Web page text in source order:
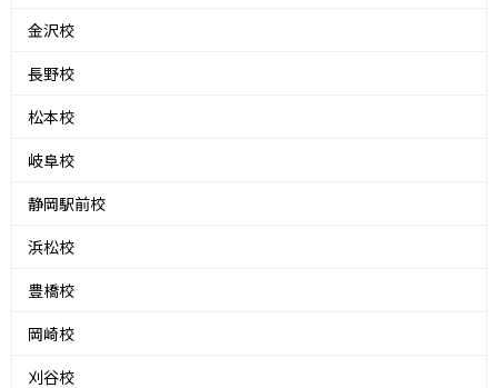
金沢校
長野校
松本校
岐阜校
静岡駅前校
浜松校
豊橋校
岡崎校
刈谷校